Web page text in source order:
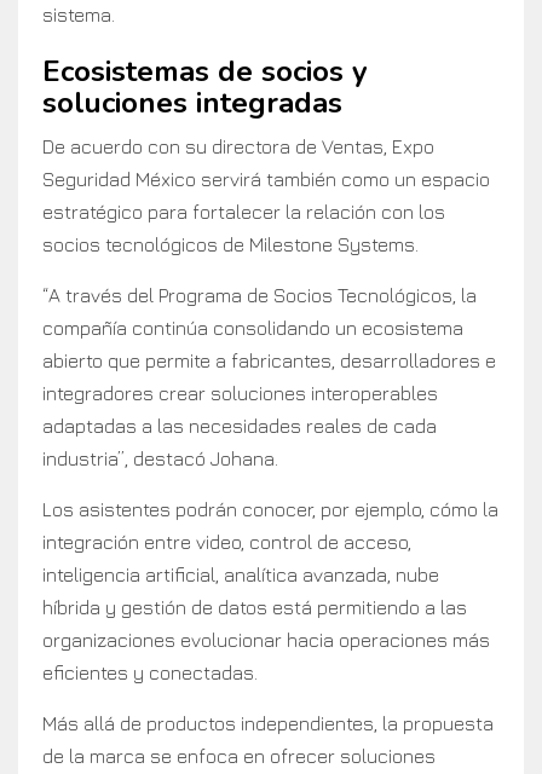
sistema.
Ecosistemas de socios y
soluciones integradas
De acuerdo con su directora de Ventas, Expo
Seguridad México servirá también como un espacio
estratégico para fortalecer la relación con los
socios tecnológicos de Milestone Systems.
“A través del Programa de Socios Tecnológicos, la
compañía continúa consolidando un ecosistema
abierto que permite a fabricantes, desarrolladores e
integradores crear soluciones interoperables
adaptadas a las necesidades reales de cada
industria”, destacó Johana.
Los asistentes podrán conocer, por ejemplo, cómo la
integración entre video, control de acceso,
inteligencia artificial, analítica avanzada, nube
híbrida y gestión de datos está permitiendo a las
organizaciones evolucionar hacia operaciones más
eficientes y conectadas.
Más allá de productos independientes, la propuesta
de la marca se enfoca en ofrecer soluciones